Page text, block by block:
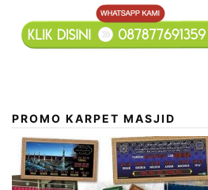
PROMO KARPET MASJID